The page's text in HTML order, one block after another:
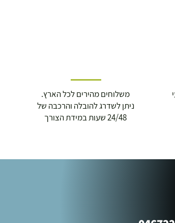
משלוחים מהירים לכל הארץ.
ניתן לשדרג להובלה והרכבה של
24/48 שעות במידת הצורך